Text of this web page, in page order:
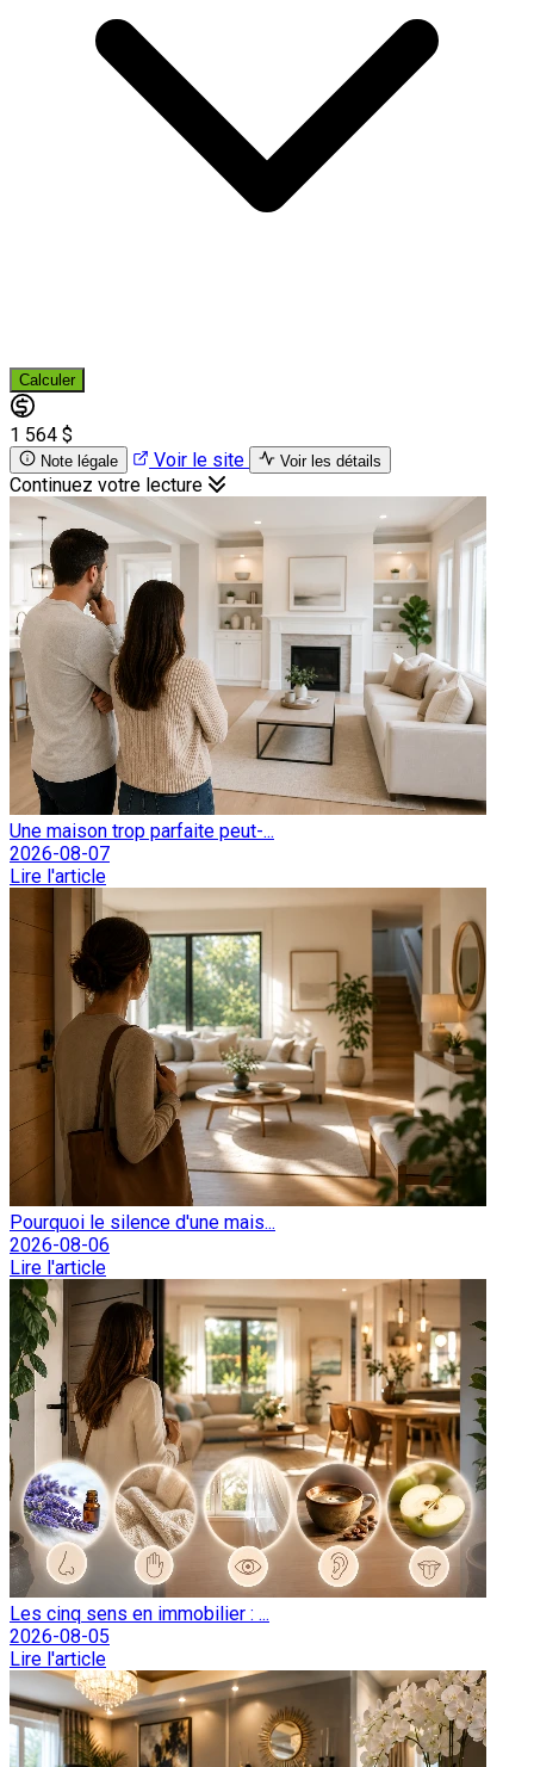
Calculer
1 564 $
Note légale Voir le site Voir les détails
Continuez votre lecture
Une maison trop parfaite peut-...
2026-08-07
Lire l'article
Pourquoi le silence d'une mais...
2026-08-06
Lire l'article
Les cinq sens en immobilier : ...
2026-08-05
Lire l'article